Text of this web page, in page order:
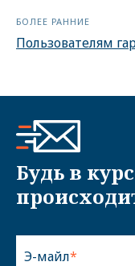
БОЛЕЕ РАННИЕ
Пользователям
Будь в
Э-майл